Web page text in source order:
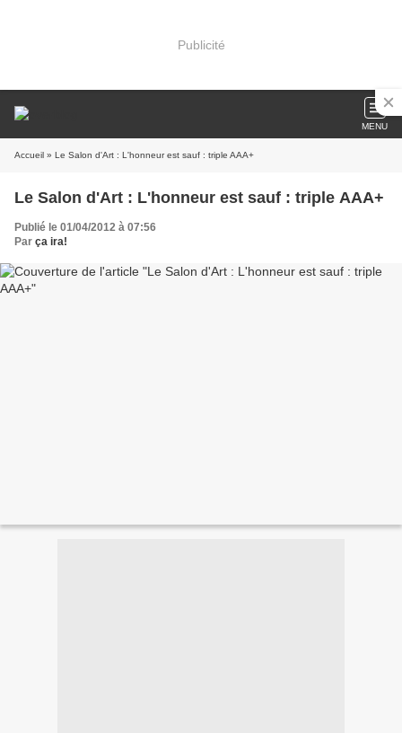
Publicité
MENU
Accueil » Le Salon d'Art : L'honneur est sauf : triple AAA+
Le Salon d'Art : L'honneur est sauf : triple AAA+
Publié le 01/04/2012 à 07:56
Par ça ira!